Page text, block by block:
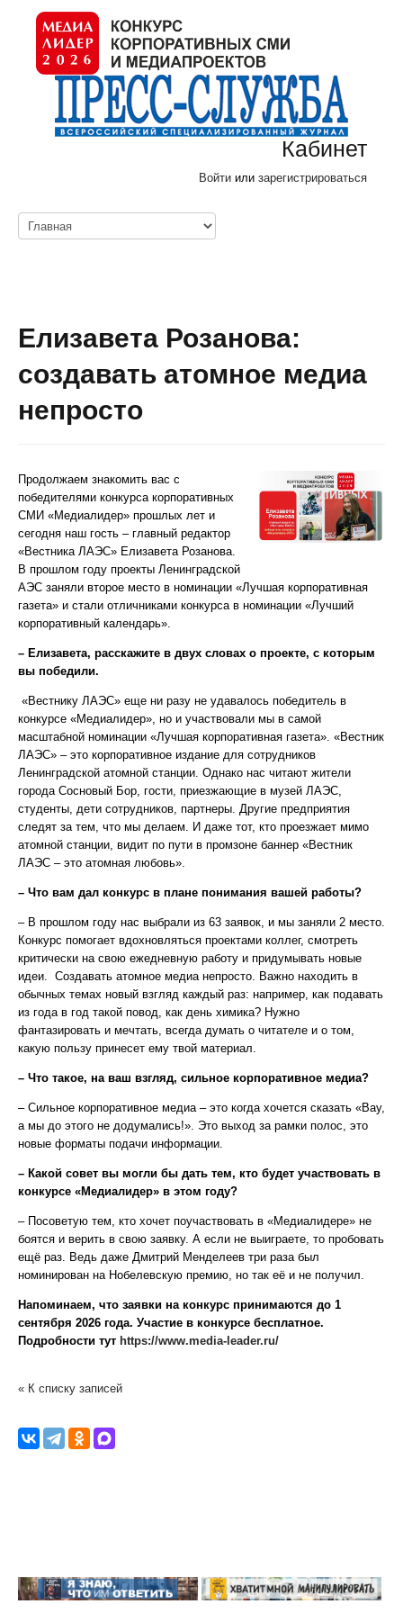
Кабинет
Войти или зарегистрироваться
Елизавета Розанова:
создавать атомное медиа
непросто
Продолжаем знакомить вас с
победителями конкурса корпоративных
СМИ «Медиалидер» прошлых лет и
сегодня наш гость – главный редактор
«Вестника ЛАЭС» Елизавета Розанова.
В прошлом году проекты Ленинградской
АЭС заняли второе место в номинации «Лучшая корпоративная
газета» и стали отличниками конкурса в номинации «Лучший
корпоративный календарь».
– Елизавета, расскажите в двух словах о проекте, с которым
вы победили.
«Вестнику ЛАЭС» еще ни разу не удавалось победитель в
конкурсе «Медиалидер», но и участвовали мы в самой
масштабной номинации «Лучшая корпоративная газета». «Вестник
ЛАЭС» – это корпоративное издание для сотрудников
Ленинградской атомной станции. Однако нас читают жители
города Сосновый Бор, гости, приезжающие в музей ЛАЭС,
студенты, дети сотрудников, партнеры. Другие предприятия
следят за тем, что мы делаем. И даже тот, кто проезжает мимо
атомной станции, видит по пути в промзоне баннер «Вестник
ЛАЭС – это атомная любовь».
– Что вам дал конкурс в плане понимания вашей работы?
– В прошлом году нас выбрали из 63 заявок, и мы заняли 2 место.
Конкурс помогает вдохновляться проектами коллег, смотреть
критически на свою ежедневную работу и придумывать новые
идеи. Создавать атомное медиа непросто. Важно находить в
обычных темах новый взгляд каждый раз: например, как подавать
из года в год такой повод, как день химика? Нужно
фантазировать и мечтать, всегда думать о читателе и о том,
какую пользу принесет ему твой материал.
– Что такое, на ваш взгляд, сильное корпоративное медиа?
– Сильное корпоративное медиа – это когда хочется сказать «Вау,
а мы до этого не додумались!». Это выход за рамки полос, это
новые форматы подачи информации.
– Какой совет вы могли бы дать тем, кто будет участвовать в
конкурсе «Медиалидер» в этом году?
– Посоветую тем, кто хочет поучаствовать в «Медиалидере» не
боятся и верить в свою заявку. А если не выиграете, то пробовать
ещё раз. Ведь даже Дмитрий Менделеев три раза был
номинирован на Нобелевскую премию, но так её и не получил.
Напоминаем, что заявки на конкурс принимаются до 1
сентября 2026 года. Участие в конкурсе бесплатное.
Подробности тут https://www.media-leader.ru/
« К списку записей